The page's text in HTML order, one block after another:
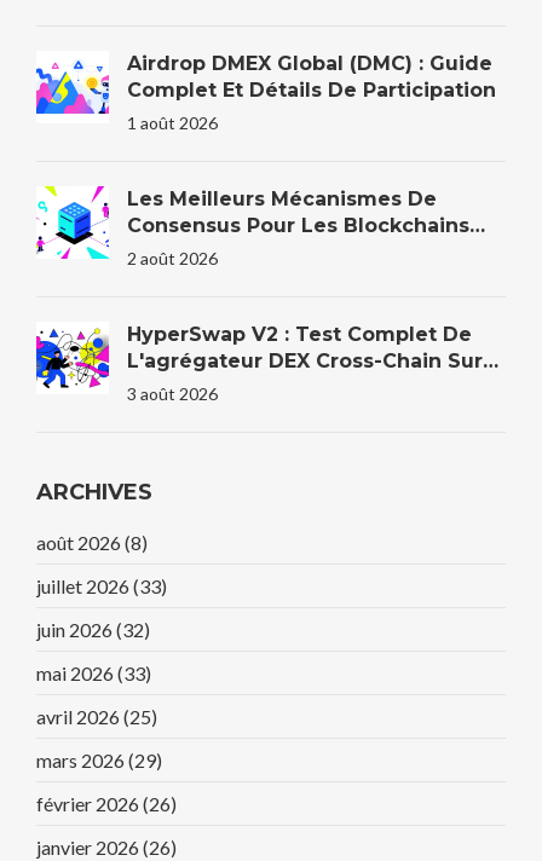
Airdrop DMEX Global (DMC) : Guide
Complet Et Détails De Participation
1 août 2026
Les Meilleurs Mécanismes De
Consensus Pour Les Blockchains
D'entreprise En 2026
2 août 2026
HyperSwap V2 : Test Complet De
L'agrégateur DEX Cross-Chain Sur
HyperEVM
3 août 2026
ARCHIVES
août 2026 (8)
juillet 2026 (33)
juin 2026 (32)
mai 2026 (33)
avril 2026 (25)
mars 2026 (29)
février 2026 (26)
janvier 2026 (26)